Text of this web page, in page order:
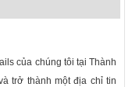
của chúng tôi tại Thành
trở thành một địa chỉ tin